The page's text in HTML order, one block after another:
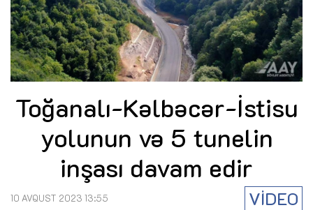
Toğanalı-Kəlbəcər-İstisu
yolunun və 5 tunelin
inşası davam edir
VİDEO
10 AVQUST 2023 13:55